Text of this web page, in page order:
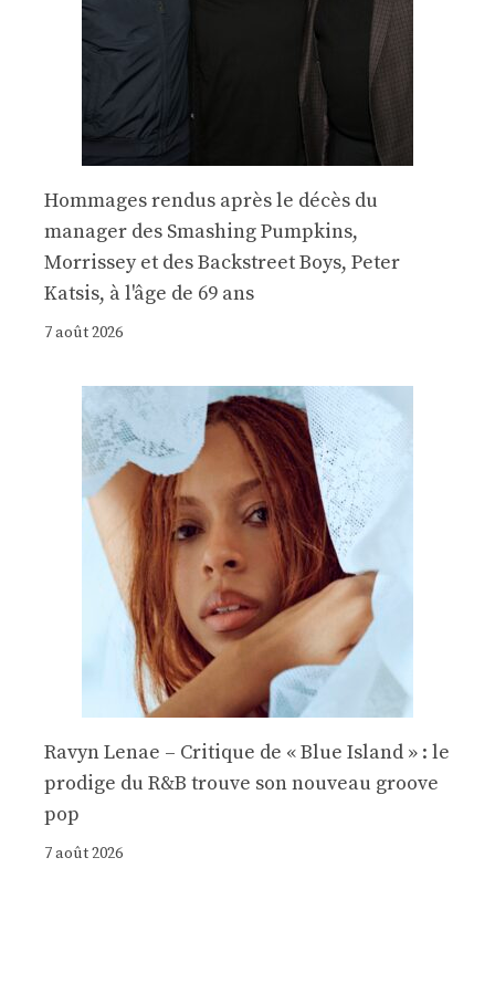
Hommages rendus après le décès du
manager des Smashing Pumpkins,
Morrissey et des Backstreet Boys, Peter
Katsis, à l'âge de 69 ans
7 août 2026
Ravyn Lenae – Critique de « Blue Island » : le
prodige du R&B trouve son nouveau groove
pop
7 août 2026